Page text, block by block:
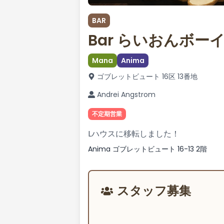
BAR
Bar らいおんボー
Mana
Anima
ゴブレットビュート 16区 13番地
Andrei Angstrom
不定期営業
Lハウスに移転しました！
Anima ゴブレットビュート 16-13 2階
スタッフ募集